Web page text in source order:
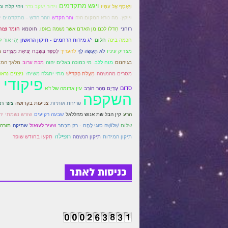
וַיֵּאָסֶף אֶל עַמָּיו ויגש מתקדמים וידור יעקב נדר ויהי קלת
וייקץ- מה נורא המקום הזה זהר הקדש זוהר חדש - מתקדמים
רוחני חִדלו לכם מן האדם אשר נשמה באפו. חוטמא חומר
חכמה בינה חלום י"ג מידות הרחמים - תיקון הראשון יְהִי אוֹר
מצדיק עיניו לֹא תַעֲשֶׂה לְךָ להעריך לְסַפֵּר בְּשֶׁבַח יְצִיאַת מִצְרַיִם
בגיהנום מוח ללב. מי כמוכה באלים יהוה מכת ערוב מלאך
מסרים מהנשמה מַעֲלַת הָקַדִּישׁ מתי יתגלה משיח? ניצנים
סדום עֶדְיָם מֵהַר חוֹרֵב עין אדומה של ז"א פיקודי
השקפה פריחת אותיות צניעות בקדושה צער
הרע קין הבל שת אנוש מהללאל שבעה רקיעים שורש נשמתי
שלום שְׁלוֹשָׁה סוּגֵי לֶחֶם - רַק תִּבְחַר שעיר לעזאזל שתיקה
תיקון המידות תיקון הנשמה תפילה תִקעו בחודש שופר
כניסות לאתר